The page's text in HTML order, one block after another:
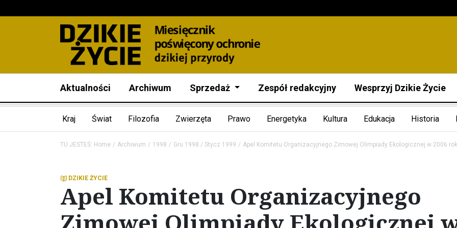
Aktualności Archiwum Sprzedaż Zespół redakcyjny Wesprzyj Dzikie Życie
Kraj Świat Filozofia Zwierzęta Prawo Energetyka Kultura Edukacja Historia
TU JESTEŚ: Home Archiwum 1998 Gru 1998 / Stycz 1999 Apel Komitetu Organizacyjnego Zimowej Olimpiady Ekologicznej w 2006
DZIKIE ŻYCIE
Apel Komitetu Organizacyjnego